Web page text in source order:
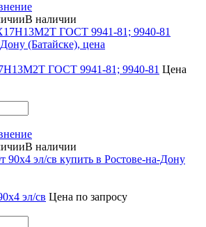
В наличии
ГОСТ 9941-81; 9940-81 Цена
В наличии
эл/св Цена по запросу